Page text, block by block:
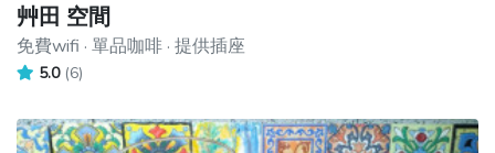
艸田 空間
免費wifi · 單品咖啡 · 提供插座
5.0 (6)